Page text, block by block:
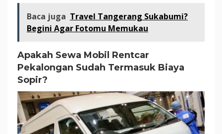
Baca juga Travel Tangerang Sukabumi?
Begini Agar Fotomu Memukau
Apakah Sewa Mobil Rentcar
Pekalongan Sudah Termasuk Biaya
Sopir?